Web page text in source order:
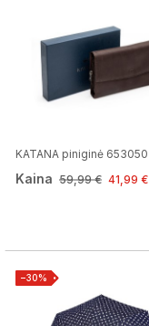
KATANA piniginė 653050
Kaina 59,99 € 41,99 €
−30%